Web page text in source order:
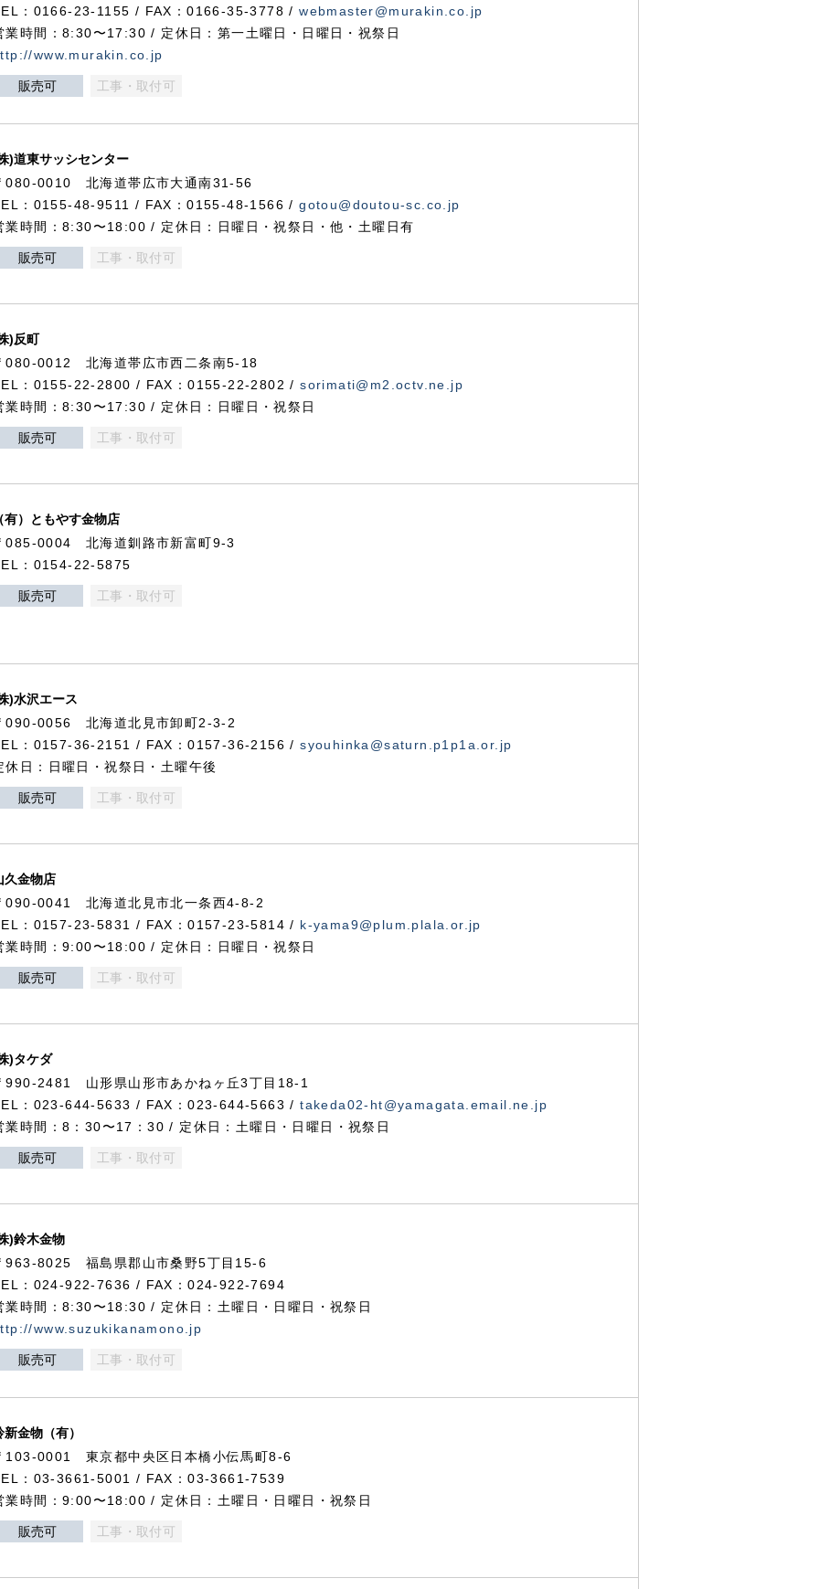
：0166-23-1155 / FAX：0166-35-3778 /webmaster@murakin.co.jp
業時間：8:30〜17:30 / 定休日：第一土曜日・日曜日・祝祭日
www.murakin.co.jp
販売可 工事・取付可
)道東サッシセンター
080-0010 北海道帯広市大通南31-56
：0155-48-9511 / FAX：0155-48-1566 /gotou@doutou-sc.co.jp
業時間：8:30〜18:00 / 定休日：日曜日・祝祭日・他・土曜日有
販売可 工事・取付可
)反町
080-0012 北海道帯広市西二条南5-18
：0155-22-2800 / FAX：0155-22-2802 /sorimati@m2.octv.ne.jp
業時間：8:30〜17:30 / 定休日：日曜日・祝祭日
販売可 工事・取付可
有）ともやす金物店
085-0004 北海道釧路市新富町9-3
：0154-22-5875
販売可 工事・取付可
)水沢エース
090-0056 北海道北見市卸町2-3-2
：0157-36-2151 / FAX：0157-36-2156 /syouhinka@saturn.p1p1a.or.jp
休日：日曜日・祝祭日・土曜午後
販売可 工事・取付可
久金物店
090-0041 北海道北見市北一条西4-8-2
：0157-23-5831 / FAX：0157-23-5814 / k-yama9@plum.plala.or.jp
業時間：9:00〜18:00 / 定休日：日曜日・祝祭日
販売可 工事・取付可
)タケダ
990-2481 山形県山形市あかねヶ丘3丁目18-1
：023-644-5633 / FAX：023-644-5663 /takeda02-ht@yamagata.email.ne.jp
業時間：8：30〜17：30 / 定休日：土曜日・日曜日・祝祭日
販売可 工事・取付可
)鈴木金物
963-8025 福島県郡山市桑野5丁目15-6
：024-922-7636 / FAX：024-922-7694
業時間：8:30〜18:30 / 定休日：土曜日・日曜日・祝祭日
www.suzukikanamono.jp
販売可 工事・取付可
新金物（有）
103-0001 東京都中央区日本橋小伝馬町8-6
：03-3661-5001 / FAX：03-3661-7539
業時間：9:00〜18:00 / 定休日：土曜日・日曜日・祝祭日
販売可 工事・取付可